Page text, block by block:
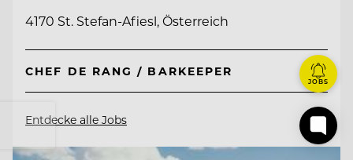
4170 St. Stefan-Afiesl, Österreich
CHEF DE RANG / BARKEEPER
Entdecke alle Jobs
JOBS